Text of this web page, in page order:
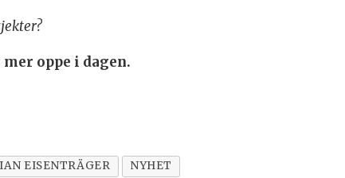
oppe i dagen.
EISENTRÄGER NYHET